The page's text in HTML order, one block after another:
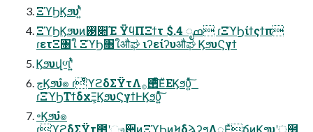
ΞϓϦϏϧυʹ͍ͭͯ
ΞϓϦϏϧυͷ࢓૊Έ ΫϥΠΞϯτ $.4 ೖߘ ɾΞϓϦίϯςϯπ
ɾετΞ৘ใ ΞϓϦ৘ใऔಘ ιʔείʔυऔಘ ϏϧυϚγϯ
Ϗϧυվળʹ͍ͭͯ
چϏϧυํ๏ ɾͭͣͭϓϩδΣΫτΛ࡞੒ͯͦ͠ΕͧΕϏϧυ͍ͯͨ͠
ɾΞϓϦΤϯδχΞ͕ϏϧυϚγϯͰϏϧυ͍ͯͨ͠
৽Ϗϧυํ๏
ɾϓϩδΣΫτ಺ʹෳ਺ͷΞϓϦͷϞδϡʔϧΛೖΕͯճͷϏϧυʹू໿